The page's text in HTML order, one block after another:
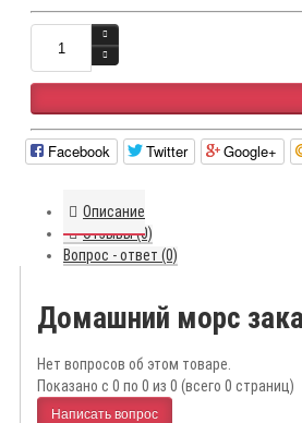
Facebook Twitter Google+
Описание
Отзывы (0)
Вопрос - ответ (0)
Домашний морс
Нет вопросов об этом товаре.
Показано с 0 по 0 из 0 (всего 0 страниц)
Написать вопрос